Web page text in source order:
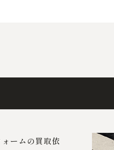
ームの買取依